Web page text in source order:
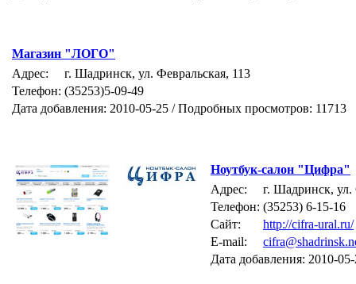
Магазин "ЛОГО"
Адрес:
г. Шадринск, ул. Февральская, 113
Телефон: (35253)5-09-49
Дата добавления: 2010-05-25 / Подробных просмотров: 11713
Ноутбук-салон "Цифра"
Адрес:
г. Шадринск, ул.
Телефон: (35253) 6-15-16
Сайт:
http://cifra-ural.ru/
E-mail:
Дата добавления: 2010-